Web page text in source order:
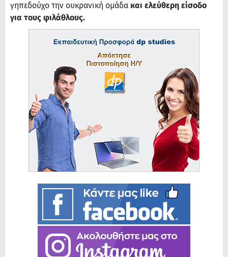
γηπεδούχο την ουκρανική ομάδα και ελεύθερη είσοδο
για τους φιλάθλους.